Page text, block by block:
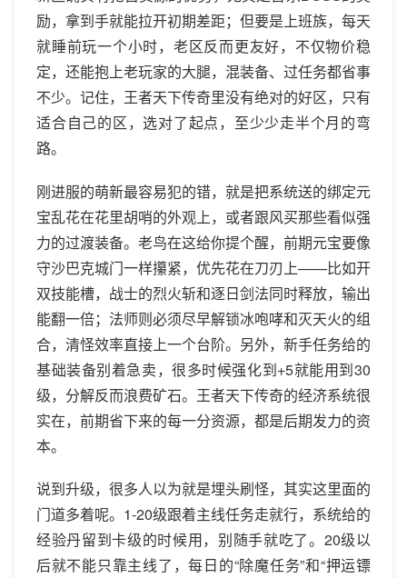
励，拿到手就能拉开初期差距；但要是上班族，每天
就睡前玩一个小时，老区反而更友好，不仅物价稳
定，还能抱上老玩家的大腿，混装备、过任务都省事
不少。记住，王者天下传奇里没有绝对的好区，只有
适合自己的区，选对了起点，至少少走半个月的弯
路。
刚进服的萌新最容易犯的错，就是把系统送的绑定元
宝乱花在花里胡哨的外观上，或者跟风买那些看似强
力的过渡装备。老鸟在这给你提个醒，前期元宝要像
守沙巴克城门一样攥紧，优先花在刀刃上——比如开
双技能槽，战士的烈火斩和逐日剑法同时释放，输出
能翻一倍；法师则必须尽早解锁冰咆哮和灭天火的组
合，清怪效率直接上一个台阶。另外，新手任务给的
基础装备别着急卖，很多时候强化到+5就能用到30
级，分解反而浪费矿石。王者天下传奇的经济系统很
实在，前期省下来的每一分资源，都是后期发力的资
本。
说到升级，很多人以为就是埋头刷怪，其实这里面的
门道多着呢。1-20级跟着主线任务走就行，系统给的
经验丹留到卡级的时候用，别随手就吃了。20级以
后就不能只靠主线了，每日的“除魔任务”和“押运镖